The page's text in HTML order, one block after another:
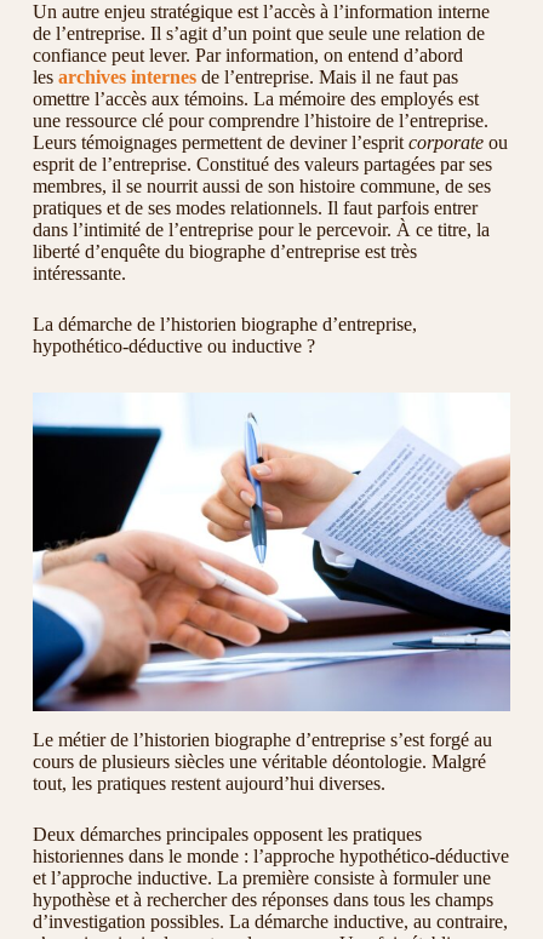
Un autre enjeu stratégique est l’accès à l’information interne
de l’entreprise. Il s’agit d’un point que seule une relation de
confiance peut lever. Par information, on entend d’abord
les archives internes de l’entreprise. Mais il ne faut pas
omettre l’accès aux témoins. La mémoire des employés est
une ressource clé pour comprendre l’histoire de l’entreprise.
Leurs témoignages permettent de deviner l’espritcorporateou
esprit de l’entreprise. Constitué des valeurs partagées par ses
membres, il se nourrit aussi de son histoire commune, de ses
pratiques et de ses modes relationnels. Il faut parfois entrer
dans l’intimité de l’entreprise pour le percevoir. À ce titre, la
liberté d’enquête du biographe d’entreprise est très
intéressante.
La démarche de l’historien biographe d’entreprise,
hypothético-déductive ou inductive ?
Le métier de l’historien biographe d’entreprise s’est forgé au
cours de plusieurs siècles une véritable déontologie. Malgré
tout, les pratiques restent aujourd’hui diverses.
Deux démarches principales opposent les pratiques
historiennes dans le monde : l’approche hypothético-déductive
et l’approche inductive. La première consiste à formuler une
hypothèse et à rechercher des réponses dans tous les champs
d’investigation possibles. La démarche inductive, au contraire,